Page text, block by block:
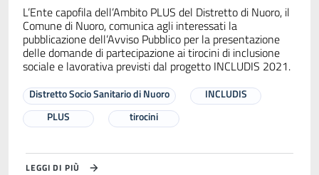
L’Ente capofila dell’Ambito PLUS del Distretto di Nuoro, il
Comune di Nuoro, comunica agli interessati la
pubblicazione dell’Avviso Pubblico per la presentazione
delle domande di partecipazione ai tirocini di inclusione
sociale e lavorativa previsti dal progetto INCLUDIS 2021.
Distretto Socio Sanitario di Nuoro
INCLUDIS
PLUS
tirocini
LEGGI DI PIÙ